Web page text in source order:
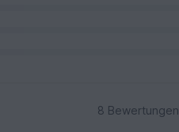
8 Bewertungen